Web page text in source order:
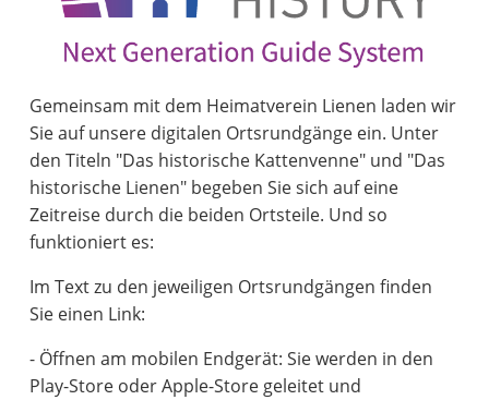
Gemeinsam mit dem Heimatverein Lienen laden wir
Sie auf unsere digitalen Ortsrundgänge ein. Unter
den Titeln "Das historische Kattenvenne" und "Das
historische Lienen" begeben Sie sich auf eine
Zeitreise durch die beiden Ortsteile. Und so
funktioniert es:
Im Text zu den jeweiligen Ortsrundgängen finden
Sie einen Link:
- Öffnen am mobilen Endgerät: Sie werden in den
Play-Store oder Apple-Store geleitet und